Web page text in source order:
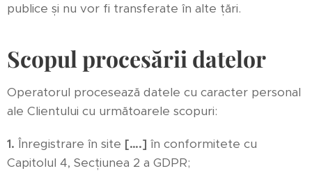
publice și nu vor fi transferate în alte țări.
Scopul procesării datelor
Operatorul procesează datele cu caracter personal
ale Clientului cu următoarele scopuri:
1. Înregistrare în site [….] în conformitete cu
Capitolul 4, Secțiunea 2 a GDPR;